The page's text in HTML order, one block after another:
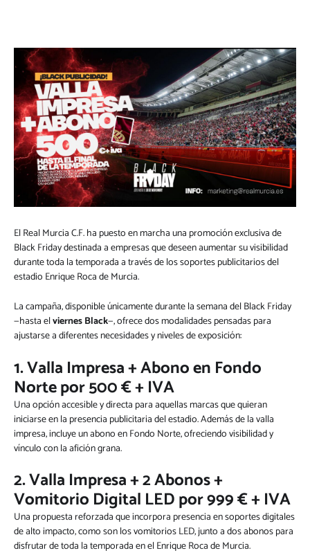
El Real Murcia C.F. ha puesto en marcha una promoción exclusiva de
Black Friday destinada a empresas que deseen aumentar su visibilidad
durante toda la temporada a través de los soportes publicitarios del
estadio Enrique Roca de Murcia.
La campaña, disponible únicamente durante la semana del Black Friday
—hasta elviernes Black—, ofrece dos modalidades pensadas para
ajustarse a diferentes necesidades y niveles de exposición:
1. Valla Impresa + Abono en Fondo
Norte por 500 € + IVA
Una opción accesible y directa para aquellas marcas que quieran
iniciarse en la presencia publicitaria del estadio. Además de la valla
impresa, incluye un abono en Fondo Norte, ofreciendo visibilidad y
vínculo con la afición grana.
2. Valla Impresa + 2 Abonos +
Vomitorio Digital LED por 999 € + IVA
Una propuesta reforzada que incorpora presencia en soportes digitales
de alto impacto, como son los vomitorios LED, junto a dos abonos para
disfrutar de toda la temporada en el Enrique Roca de Murcia.